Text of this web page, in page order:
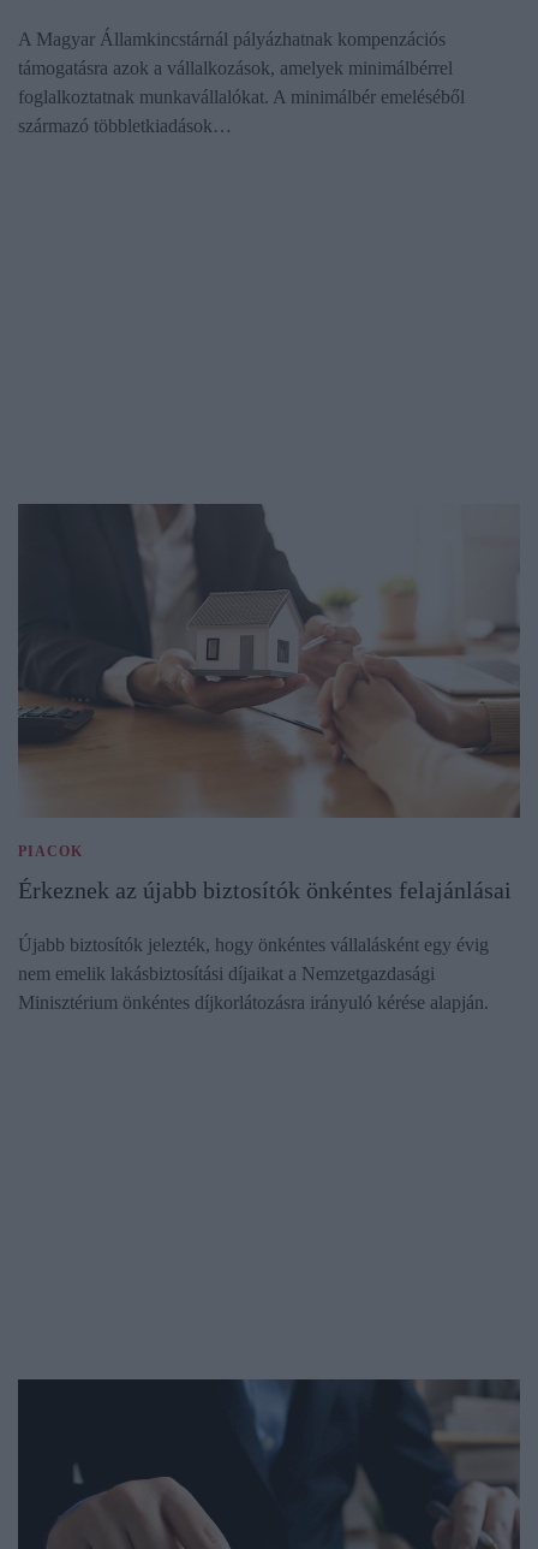
A Magyar Államkincstárnál pályázhatnak kompenzációs
támogatásra azok a vállalkozások, amelyek minimálbérrel
foglalkoztatnak munkavállalókat. A minimálbér emeléséből
származó többletkiadások…
PIACOK
Érkeznek az újabb biztosítók önkéntes felajánlásai
Újabb biztosítók jelezték, hogy önkéntes vállalásként egy évig
nem emelik lakásbiztosítási díjaikat a Nemzetgazdasági
Minisztérium önkéntes díjkorlátozásra irányuló kérése alapján.